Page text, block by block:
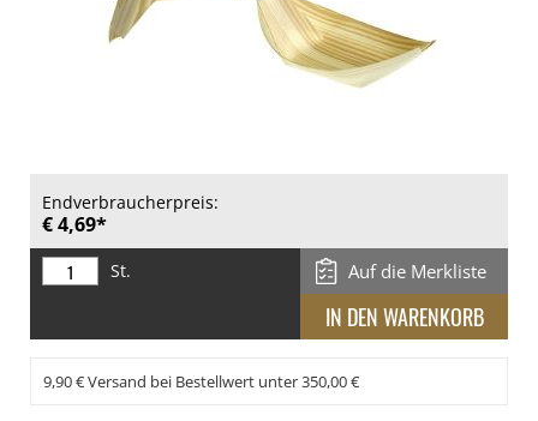
Endverbraucherpreis:
€ 4,69*
St. Auf die Merkliste
9,90 € Versand bei Bestellwert unter 350,00 €